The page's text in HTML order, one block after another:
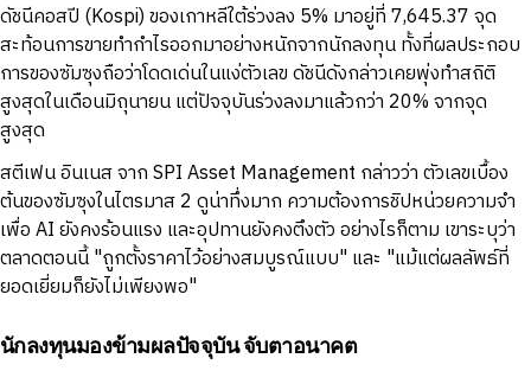
ดัชนีคอสปี (Kospi) ของเกาหลีใต้ร่วงลง 5% มาอยู่ที่ 7,645.37 จุด
สะท้อนการขายทำกำไรออกมาอย่างหนักจากนักลงทุน ทั้งที่ผลประกอบ
การของซัมซุงถือว่าโดดเด่นในแง่ตัวเลข ดัชนีดังกล่าวเคยพุ่งทำสถิติ
สูงสุดในเดือนมิถุนายน แต่ปัจจุบันร่วงลงมาแล้วกว่า 20% จากจุด
สูงสุด
สตีเฟน อินเนส จาก SPI Asset Management กล่าวว่า ตัวเลขเบื้อง
ต้นของซัมซุงในไตรมาส 2 ดูน่าทึ่งมาก ความต้องการชิปหน่วยความจำ
เพื่อ AI ยังคงร้อนแรง และอุปทานยังคงตึงตัว อย่างไรก็ตาม เขาระบุว่า
ตลาดตอนนี้ "ถูกตั้งราคาไว้อย่างสมบูรณ์แบบ" และ "แม้แต่ผลลัพธ์ที่
ยอดเยี่ยมก็ยังไม่เพียงพอ"
นักลงทุนมองข้ามผลปัจจุบัน จับตาอนาคต